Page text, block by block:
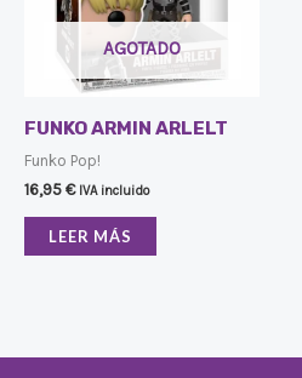
AGOTADO
FUNKO ARMIN ARLELT
Funko Pop!
16,95€ IVA incluido
LEER MÁS